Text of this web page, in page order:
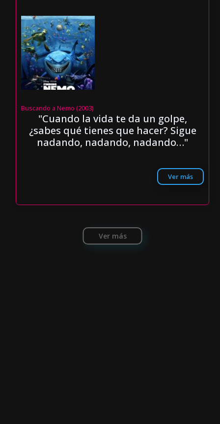
Buscando a Nemo (2003)
"Cuando la vida te da un golpe,
¿sabes qué tienes que hacer? Sigue
nadando, nadando, nadando…"
Ver más
Ver más